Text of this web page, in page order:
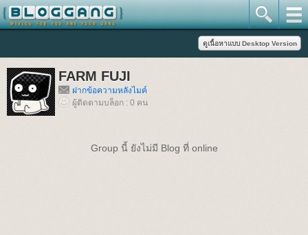
FARM FUJI
ฝากข้อความหลังไมค์
ผู้ติดตามบล็อก : 0 คน
Group นี้ ยังไม่มี Blog ที่ online